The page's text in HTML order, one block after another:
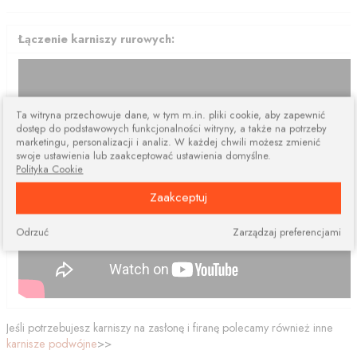
Łączenie karniszy rurowych:
Jeśli potrzebujesz karniszy na zasłonę i firanę polecamy również inne
karnisze podwójne>>
Ta witryna przechowuje dane, w tym m.in. pliki cookie, aby zapewnić
dostęp do podstawowych funkcjonalności witryny, a także na potrzeby
marketingu, personalizacji i analiz. W każdej chwili możesz zmienić
swoje ustawienia lub zaakceptować ustawienia domyślne.
Polityka Cookie
Zaakceptuj
Zarządzaj preferencjami
Odrzuć